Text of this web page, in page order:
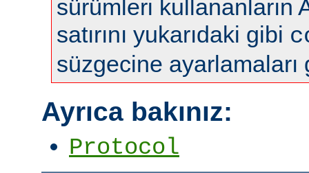
sürümleri kullananların
satırını yukarıdaki gibi
süzgecine ayarlamaları
Ayrıca bakınız:
Protocol